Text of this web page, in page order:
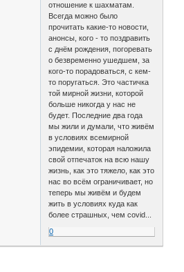
отношение к шахматам.
Всегда можно было
прочитать какие-то новости,
анонсы, кого - то поздравить
с днём рождения, погоревать
о безвременно ушедшем, за
кого-то порадоваться, с кем-
то поругаться. Это частичка
той мирной жизни, которой
больше никогда у нас не
будет. Последние два года
мы жили и думали, что живём
в условиях всемирной
эпидемии, которая наложила
свой отпечаток на всю нашу
жизнь, как это тяжело, как это
нас во всём ограничивает, но
теперь мы живём и будем
жить в условиях куда как
более страшных, чем covid...
0